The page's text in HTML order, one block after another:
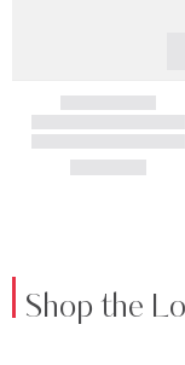
Shop the